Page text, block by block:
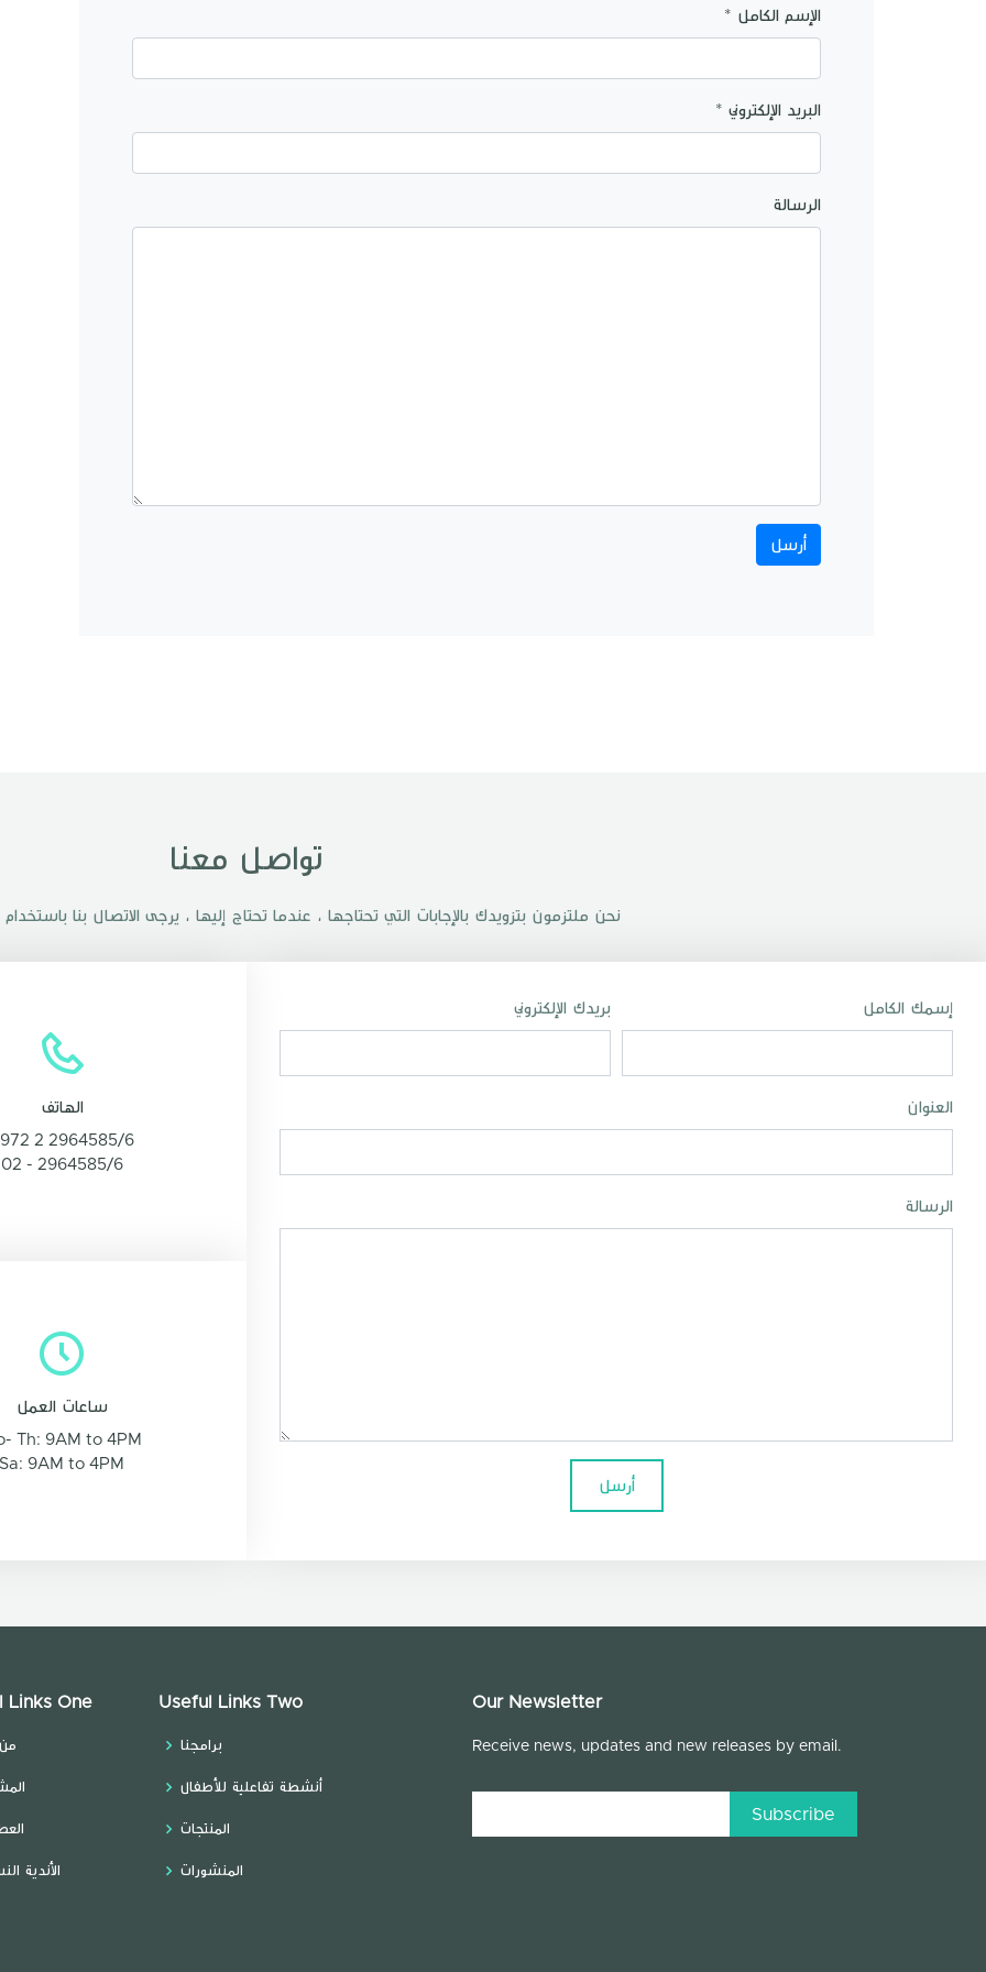
الإسم الكامل *
البريد الإلكتروني *
الرسالة
تواصل معنا
نحن ملتزمون بتزويدك بالإجابات التي تحتاجها ، عندما تحتاج إليها ، يرجى الاتصال بنا
الهاتف
2 2964585/6
02 - 2964585/6
ساعات العمل
Th: 9AM to 4PM
Sa: 9AM to 4PM
إسمك الكامل بريدك الإلكتروني
العنوان
الرسالة
أرسل
Links One
الأندية
Useful Links Two
برامجنا
أنشطة تفاعلية للأطفال
المنتجات
المنشورات
Our Newsletter
Receive news, updates and new releases by email.